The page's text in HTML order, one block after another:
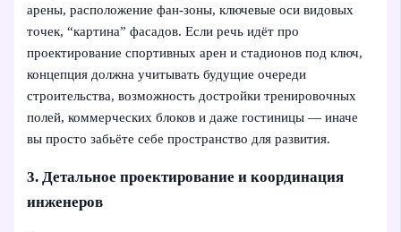
арены, расположение фан-зоны, ключевые оси видовых
точек, “картина” фасадов. Если речь идёт про
проектирование спортивных арен и стадионов под ключ,
концепция должна учитывать будущие очереди
строительства, возможность достройки тренировочных
полей, коммерческих блоков и даже гостиницы — иначе
вы просто забьёте себе пространство для развития.
3. Детальное проектирование и координация
инженеров